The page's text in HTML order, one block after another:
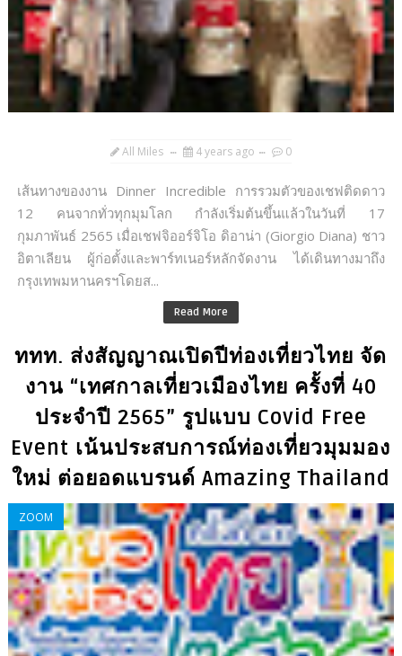
All Miles 4 years ago 0
เส้นทางของงาน Dinner Incredible การรวมตัวของเชฟติดดาว
12 คนจากทั่วทุกมุมโลก กำลังเริ่มต้นขึ้นแล้วในวันที่ 17
กุมภาพันธ์ 2565 เมื่อเชฟจิออร์จิโอ ดิอาน่า (Giorgio Diana) ชาว
อิตาเลียน ผู้ก่อตั้งและพาร์ทเนอร์หลักจัดงาน ได้เดินทางมาถึง
กรุงเทพมหานครฯโดยส...
Read More
ททท. ส่งสัญญาณเปิดปีท่องเที่ยวไทย จัด
งาน “เทศกาลเที่ยวเมืองไทย ครั้งที่ 40
ประจำปี 2565” รูปแบบ Covid Free
Event เน้นประสบการณ์ท่องเที่ยวมุมมอง
ใหม่ ต่อยอดแบรนด์ Amazing Thailand
ZOOM